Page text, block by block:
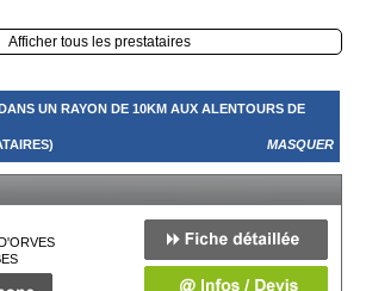
Afficher tous les prestataires
UN RAYON DE 10KM AUX ALENTOURS DE
MASQUER